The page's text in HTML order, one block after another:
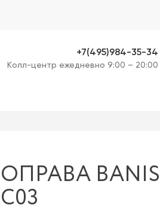
+7(495)984-35-34
Kолл-центр ежедневно 9:00 – 20:00
ОПРАВА
C03